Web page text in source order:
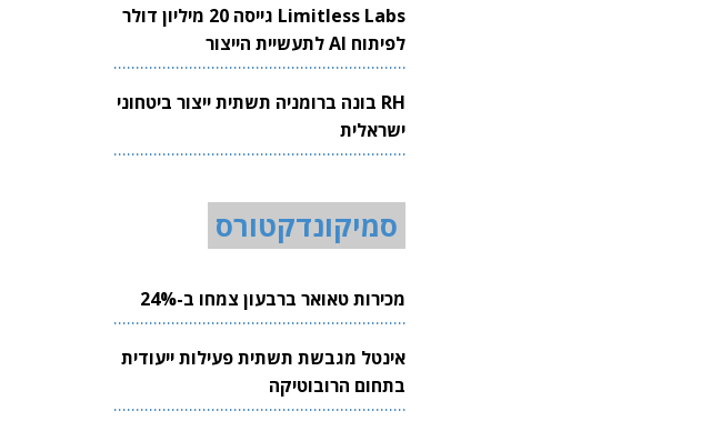
Limitless Labs גייסה 20 מיליון דולר
לפיתוח AI לתעשיית הייצור
RH בונה ברומניה תשתית ייצור ביטחוני
ישראלית
סמיקונדקטורס
מכירות טאואר ברבעון צמחו ב-24%
אינטל מגבשת תשתית פעילות ייעודית
בתחום הרובוטיקה